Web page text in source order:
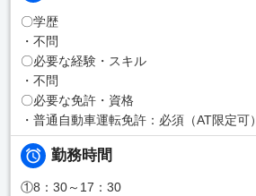
〇学歴
・不問
〇必要な経験・スキル
・不問
〇必要な免許・資格
・普通自動車運転免許：必須（AT限定可）
勤務時間
①8：30～17：30